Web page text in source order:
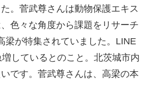
。菅武尊さんは動物保護エキス
色々な角度から課題をリサーチ
梁が特集されていました。LINE
しているとのこと。北茨城市内
です。菅武尊さんは、高梁の本